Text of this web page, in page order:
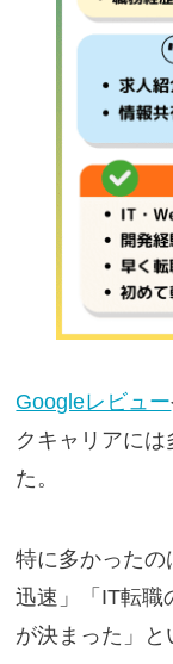
Googleレビュー
クキャリアに
た。
特に多かったの
迅速」「IT転職
が決まった」と